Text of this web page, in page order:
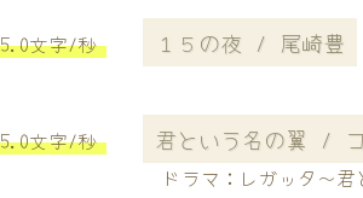
5.0文字/秒 １５の夜 / 尾崎豊
5.0文字/秒 君という名の翼 /
ドラマ：レガッタ〜